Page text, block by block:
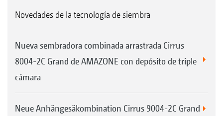
Novedades de la tecnología de siembra
Nueva sembradora combinada arrastrada Cirrus
8004-2C Grand de AMAZONE con depósito de triple
cámara
Neue Anhängesäkombination Cirrus 9004-2C Grand